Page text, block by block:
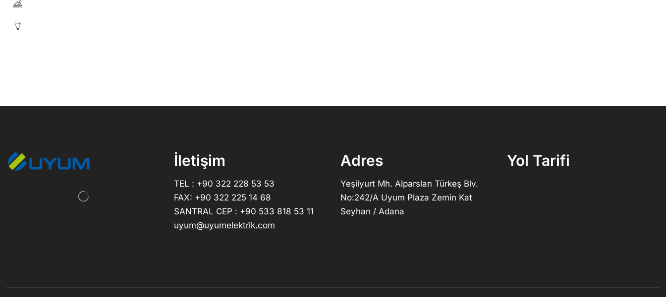
İletişim
TEL : +90 322 228 53 53
FAX: +90 322 225 14 68
SANTRAL CEP : +90 533 818 53 11
uyum@uyumelektrik.com
Adres
Yeşilyurt Mh. Alparslan Türkeş Blv.
No:242/A Uyum Plaza Zemin Kat
Seyhan / Adana
Yol Tarifi